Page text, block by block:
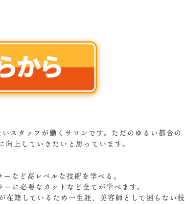
スタッフが働くサロンです。ただのゆるい都合の
上していきたいと思っています。
など高レベルな技術を学べる。
に必要なカットなど全てが学べます。
籍しているため一生涯、美容師として困らない技